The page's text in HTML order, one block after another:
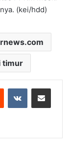
(kei/hdd)
timur
Reddit VKontakteShare via Email